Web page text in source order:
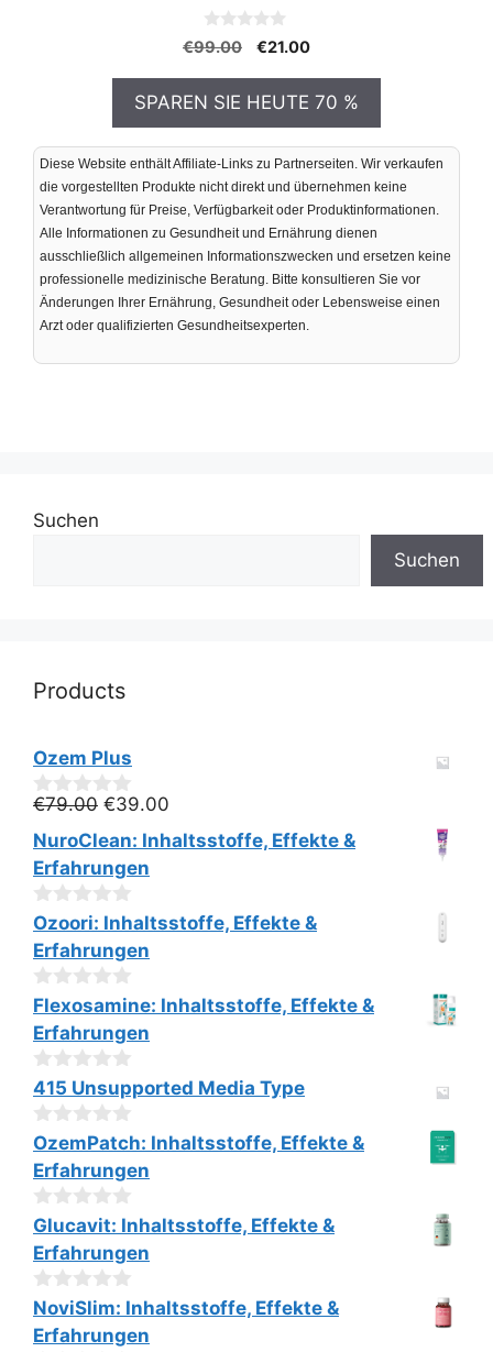
0
v
5
€99.00
Ursprünglicher
war:
€99.00
€21.00Aktueller
ist:
SPAREN SIE HEUTE 70 %
Diese Website enthält Affiliate-Links zu Partnerseiten. Wir verkaufen
die vorgestellten Produkte nicht direkt und übernehmen keine
Verantwortung für Preise, Verfügbarkeit oder Produktinformationen.
Alle Informationen zu Gesundheit und Ernährung dienen
ausschließlich allgemeinen Informationszwecken und ersetzen keine
professionelle medizinische Beratung. Bitte konsultieren Sie vor
Änderungen Ihrer Ernährung, Gesundheit oder Lebensweise einen
Arzt oder qualifizierten Gesundheitsexperten.
Suchen
Suchen
Products
Ozem Plus
0
v
o
n
5
€79.00 Ursprünglicher
Preis
war:
€79.00
€39.00
Preis
NuroClean: Inhaltsstoffe, Effekte &
Erfahrungen
0
v
o
n
5
Ozoori: Inhaltsstoffe, Effekte &
Erfahrungen
0
v
o
n
5
Flexosamine: Inhaltsstoffe, Effekte &
Erfahrungen
0
v
o
n
5
415 Unsupported Media Type
0
v
o
n
5
OzemPatch: Inhaltsstoffe, Effekte &
Erfahrungen
0
v
o
n
5
Glucavit: Inhaltsstoffe, Effekte &
Erfahrungen
0
v
o
NoviSlim: Inhaltsstoffe, Effekte &
Erfahrungen